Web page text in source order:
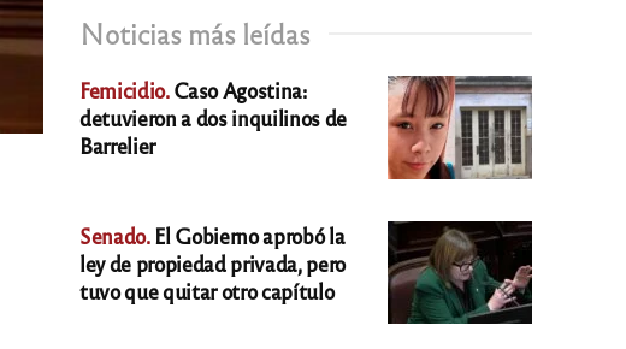
Noticias más leídas
Femicidio.Caso Agostina:
detuvieron a dos inquilinos de
Barrelier
Senado.El Gobierno aprobó la
ley de propiedad privada, pero
tuvo que quitar otro capítulo